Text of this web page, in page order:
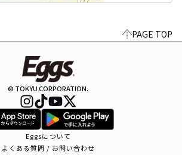
PAGE TOP
© TOKYU CORPORATION.
Eggsについて
よくある質問 / お問い合わせ